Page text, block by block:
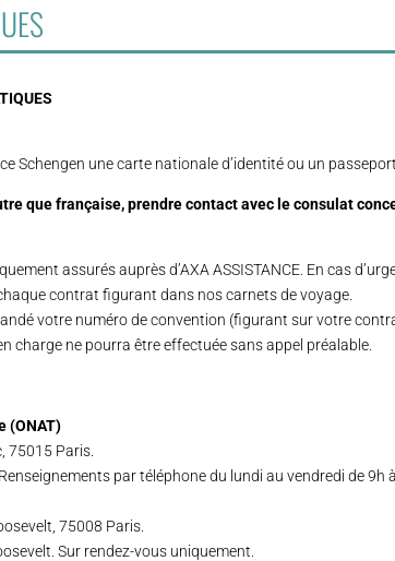
Schengen une carte nationale d’identité ou un
que française, prendre contact avec le consulat
assurés auprès d’AXA ASSISTANCE. En cas
contrat figurant dans nos carnets de voyage.
votre numéro de convention (figurant sur votre
charge ne pourra être effectuée sans appel préalable.
(ONAT)
75015 Paris.
par téléphone du lundi au vendredi de 9h
75008 Paris.
Sur rendez-vous uniquement.